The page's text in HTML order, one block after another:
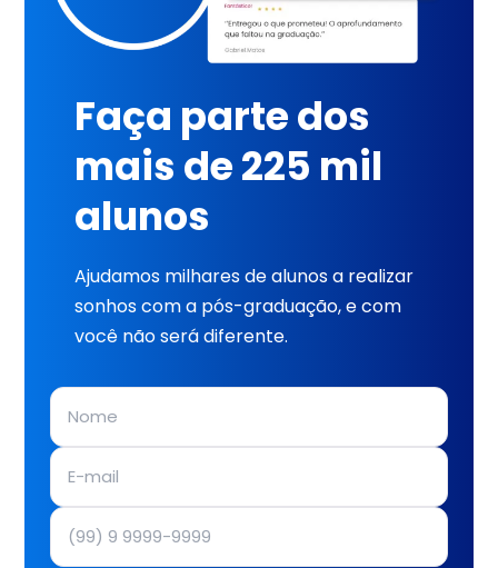
Faça parte dos
mais de 225 mil
alunos
Ajudamos milhares de alunos a realizar
sonhos com a pós-graduação, e com
você não será diferente.